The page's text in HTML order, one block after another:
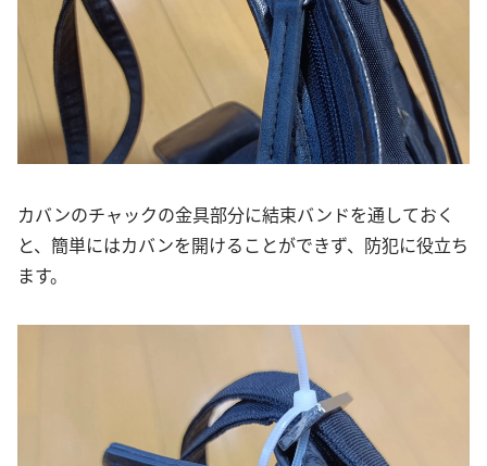
カバンのチャックの金具部分に結束バンドを通しておく
と、簡単にはカバンを開けることができず、防犯に役立ち
ます。